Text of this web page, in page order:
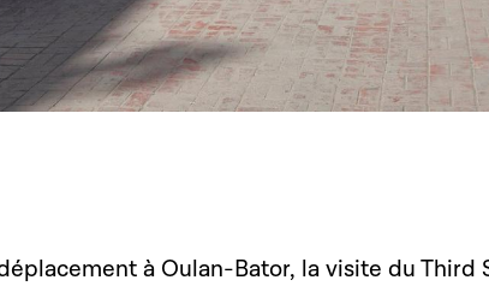
à Oulan-Bator, la visite du Third